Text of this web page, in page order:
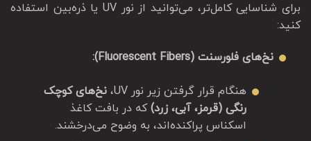
برای شناسایی کامل‌تر، می‌توانید از نور UV یا ذره‌بین استفاده
کنید:
نخ‌های فلورسنت (Fluorescent Fibers):
هنگام قرار گرفتن زیر نور UV،
نخ‌های کوچک
رنگی (قرمز، آبی، زرد)که در بافت کاغذ
اسکناس پراکنده‌اند، به وضوح می‌درخشند.